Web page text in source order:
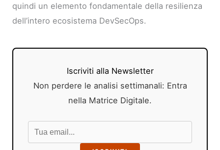
quindi un elemento fondamentale della resilienza
dell’intero ecosistema DevSecOps.
Iscriviti alla Newsletter
Non perdere le analisi settimanali: Entra
nella Matrice Digitale.